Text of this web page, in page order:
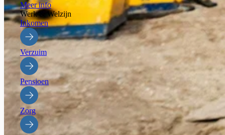
Meer info
Werk & Welzijn
Inkomen
Verzuim
Pensioen
Zorg